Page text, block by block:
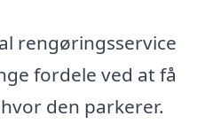
rengøringsservice
fordele ved at få
den parkerer.